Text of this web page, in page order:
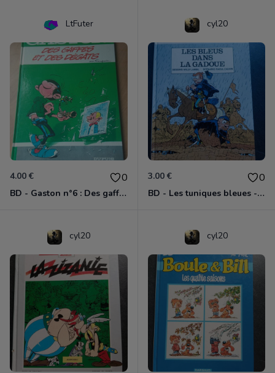
LtFuter
4.00 € 0
BD - Gaston n°6 : Des gaffes et des dégâts
cyl20
3.00 € 0
BD - Les tuniques bleues - Les bleus dans la gadoue - Tome 13
cyl20 cyl20